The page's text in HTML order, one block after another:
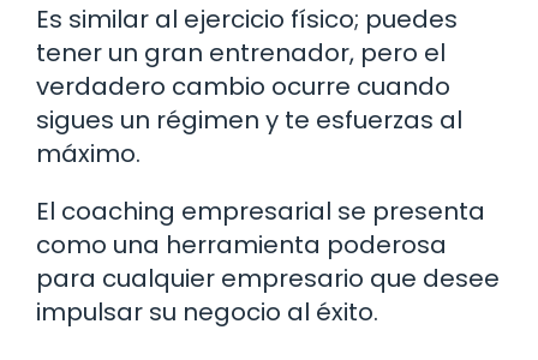
Es similar al ejercicio físico; puedes
tener un gran entrenador, pero el
verdadero cambio ocurre cuando
sigues un régimen y te esfuerzas al
máximo.
El coaching empresarial se presenta
como una herramienta poderosa
para cualquier empresario que desee
impulsar su negocio al éxito.